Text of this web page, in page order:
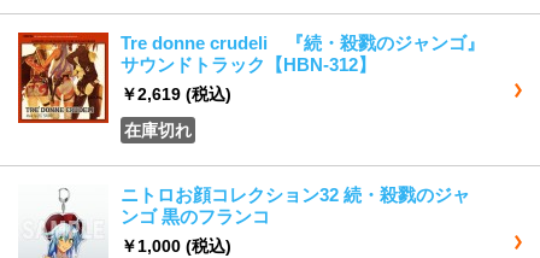
Tre donne crudeli 『続・殺戮のジャンゴ』
サウンドトラック【HBN-312】
￥2,619 (税込)
在庫切れ
ニトロお顔コレクション32 続・殺戮のジャ
ンゴ 黒のフランコ
￥1,000 (税込)